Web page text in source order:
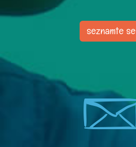
seznamte se